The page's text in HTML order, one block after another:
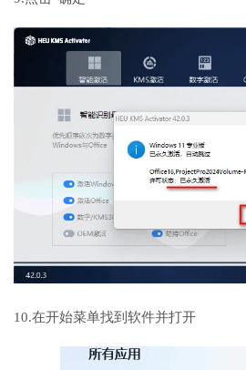
10.在开始菜单找到软件并打开